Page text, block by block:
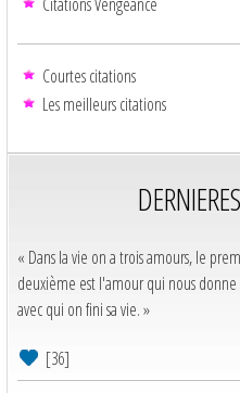
Courtes citations
Les meilleurs citations
« Dans la vie on a trois amours, le
deuxième est l'amour qui nous
avec qui on fini sa vie. »
[36]